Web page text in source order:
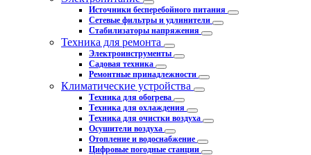
Источники бесперебойного питания
Сетевые фильтры и удлинители
Стабилизаторы напряжения
Техника для ремонта
Электроинструменты
Садовая техника
Ремонтные принадлежности
Климатические устройства
Техника для обогрева
Техника для охлаждения
Техника для очистки воздуха
Осушители воздуха
Отопление и водоснабжение
Цифровые погодные станции